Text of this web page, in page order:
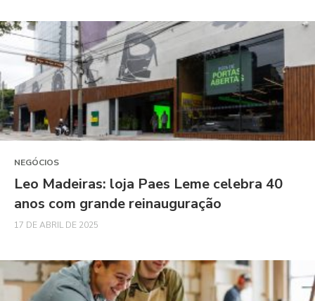
NEGÓCIOS
Leo Madeiras: loja Paes Leme celebra 40
anos com grande reinauguração
17 DE ABRIL DE 2025